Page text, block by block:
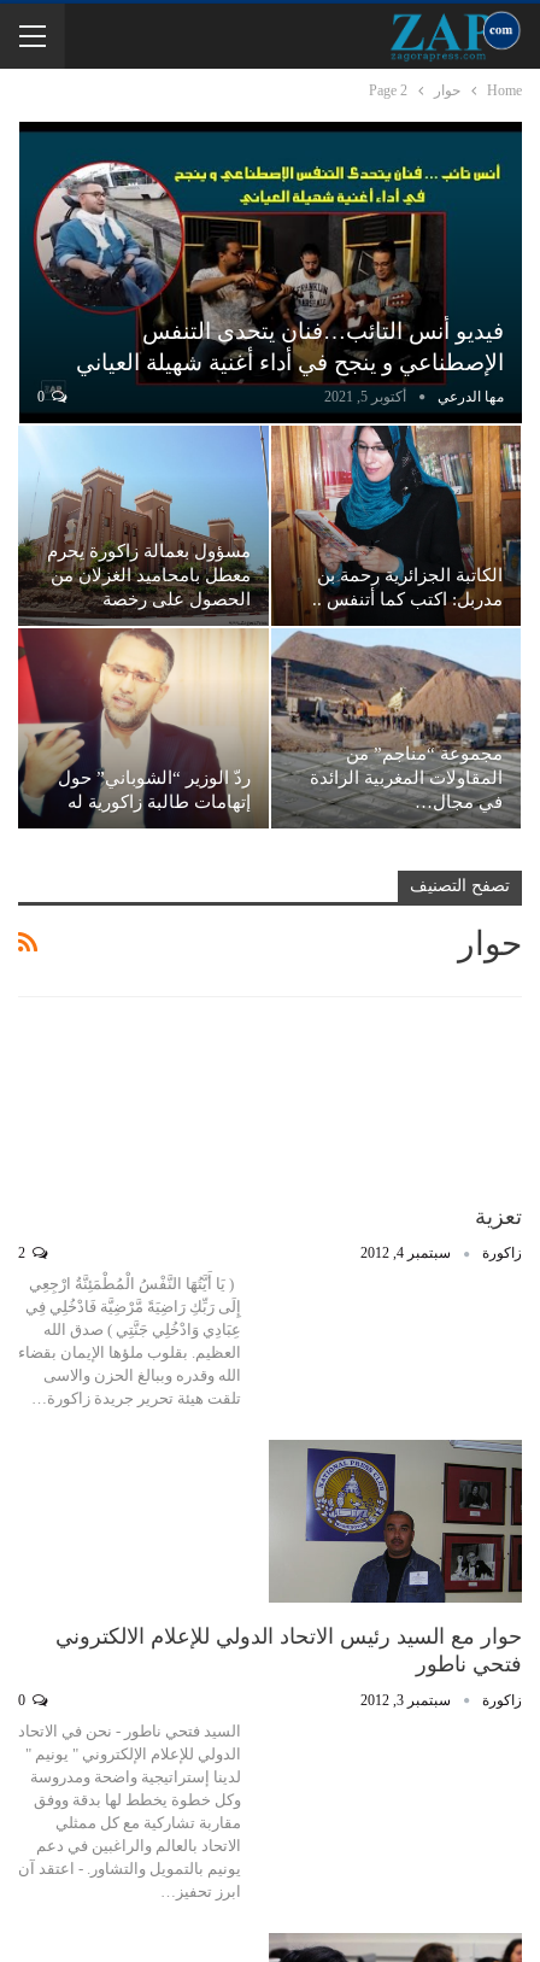
Home حوار Page 2
فيديو أنس التائب…فنان يتحدى التنفس
الإصطناعي و ينجح في أداء أغنية شهيلة العياني
مها الدرعي أكتوبر 5, 2021 0
الكاتبة الجزائرية رحمة بن
مدربل: اكتب كما أتنفس ..
مسؤول بعمالة زاكورة يحرم
معطل بامحاميد الغزلان من
الحصول على رخصة
مجموعة “مناجم” من
المقاولات المغربية الرائدة
في مجال…
ردّ الوزير “الشوباني” حول
إتهامات طالبة زاكورية له
تصفح التصنيف
حوار
تعزية
زاكورة سبتمبر 4, 2012
( يَا أَيَّتُهَا النَّفْسُ الْمُطْمَئِنَّةُ ارْجِعِي
إِلَى رَبِّكِ رَاضِيَةً مَّرْضِيَّة فَادْخُلِي فِي
عِبَادِي وَادْخُلِي جَنَّتِي ) صدق الله
العظيم. بقلوب ملؤها الإيمان بقضاء
الله وقدره وببالغ الحزن والاسى
تلقت هيئة تحرير جريدة زاكورة…
حوار مع السيد رئيس الاتحاد الدولي للإعلام الالكتروني
فتحي ناطور
زاكورة سبتمبر 3, 2012
السيد فتحي ناطور - نحن في الاتحاد
الدولي للإعلام الإلكتروني " يونيم "
لدينا إستراتيجية واضحة ومدروسة
وكل خطوة يخطط لها بدقة ووفق
مقاربة تشاركية مع كل ممثلي
الاتحاد بالعالم والراغبين في دعم
يونيم بالتمويل والتشاور. - اعتقد آن
ابرز تحفيز…